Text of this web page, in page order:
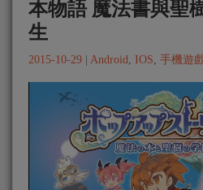
本物語 魔法書與聖
生
2015-10-29 Android, IOS, 手機遊